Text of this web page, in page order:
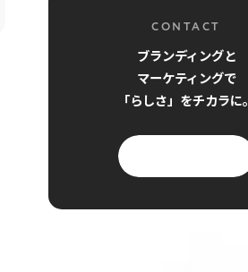
CONTACT
ブランディングと
マーケティングで
「らしさ」をチカラに。